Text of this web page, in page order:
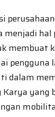
menjadi
membuat
pengguna
dalam
Karya yang